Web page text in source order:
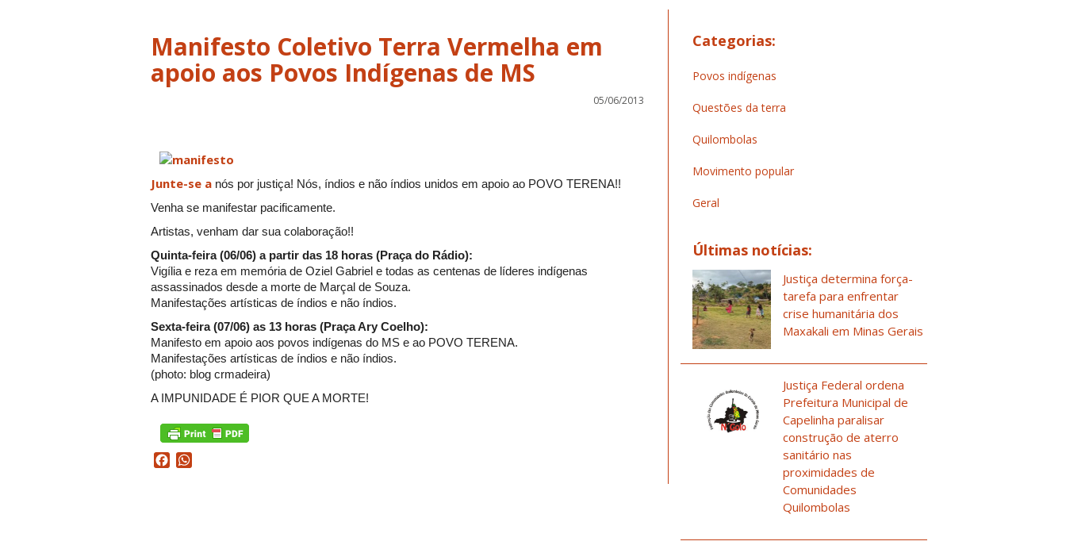
Manifesto Coletivo Terra Vermelha em
apoio aos Povos Indígenas de MS
05/06/2013
Junte-se a nós por justiça! Nós, índios e não índios unidos em apoio ao POVO TERENA!!
Venha se manifestar pacificamente.
Artistas, venham dar sua colaboração!!
Quinta-feira (06/06) a partir das 18 horas (Praça do Rádio):
Vigília e reza em memória de Oziel Gabriel e todas as centenas de líderes indígenas
assassinados desde a morte de Marçal de Souza.
Manifestações artísticas de índios e não índios.
Sexta-feira (07/06) as 13 horas (Praça Ary Coelho):
Manifesto em apoio aos povos indígenas do MS e ao POVO TERENA.
Manifestações artísticas de índios e não índios.
(photo: blog crmadeira)
A IMPUNIDADE É PIOR QUE A MORTE!
Facebook
Categorias:
Povos indígenas
Questões da terra
Quilombolas
Movimento popular
Geral
Últimas notícias:
Justiça determina força-
tarefa para enfrentar
crise humanitária dos
Maxakali em Minas Gerais
Justiça Federal ordena
Prefeitura Municipal de
Capelinha paralisar
construção de aterro
sanitário nas
proximidades de
Comunidades
Quilombolas